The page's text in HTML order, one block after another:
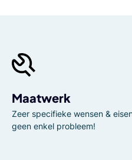
Maatwerk
Zeer specifieke wensen &
geen enkel probleem!